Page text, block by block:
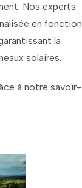
Nos experts
en fonction
la
solaires.
à notre savoir-